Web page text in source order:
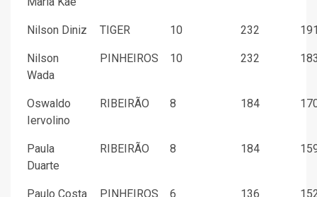
Nilson Diniz TIGER 10 232
Nilson
Wada
PINHEIROS 10 232
Oswaldo
Iervolino
RIBEIRÃO 8 184
Paula
Duarte
RIBEIRÃO 8 184
Paulo Costa PINHEIROS 6 136